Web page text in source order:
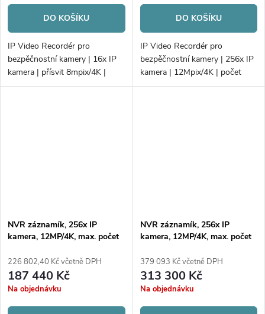
DO KOŠÍKU
IP Video Recordér pro
bezpěčnostní kamery | 16x IP
kamera | přísvit 8mpix/4K |
počet disků 2xHDD |
DO KOŠÍKU
IP Video Recordér pro
bezpěčnostní kamery | 256x IP
kamera | 12Mpix/4K | počet
disků 16xHDD/RAID |
NVR záznamík, 256x IP
kamera, 12MP/4K, max. počet
226 802,40 Kč včetně DPH
187 440 Kč
Na objednávku
NVR záznamík, 256x IP
kamera, 12MP/4K, max. počet
379 093 Kč včetně DPH
313 300 Kč
Na objednávku